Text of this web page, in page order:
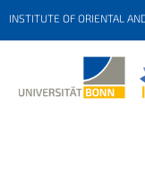
INSTITUTE OF ORIENTAL